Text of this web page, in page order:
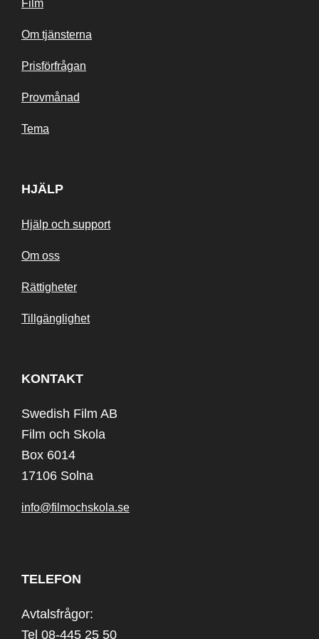
Film
Om tjänsterna
Prisförfrågan
Provmånad
Tema
HJÄLP
Hjälp och support
Om oss
Rättigheter
Tillgänglighet
KONTAKT
Swedish Film AB
Film och Skola
Box 6014
17106 Solna
info@filmochskola.se
TELEFON
Avtalsfrågor:
Tel 08-445 25 50